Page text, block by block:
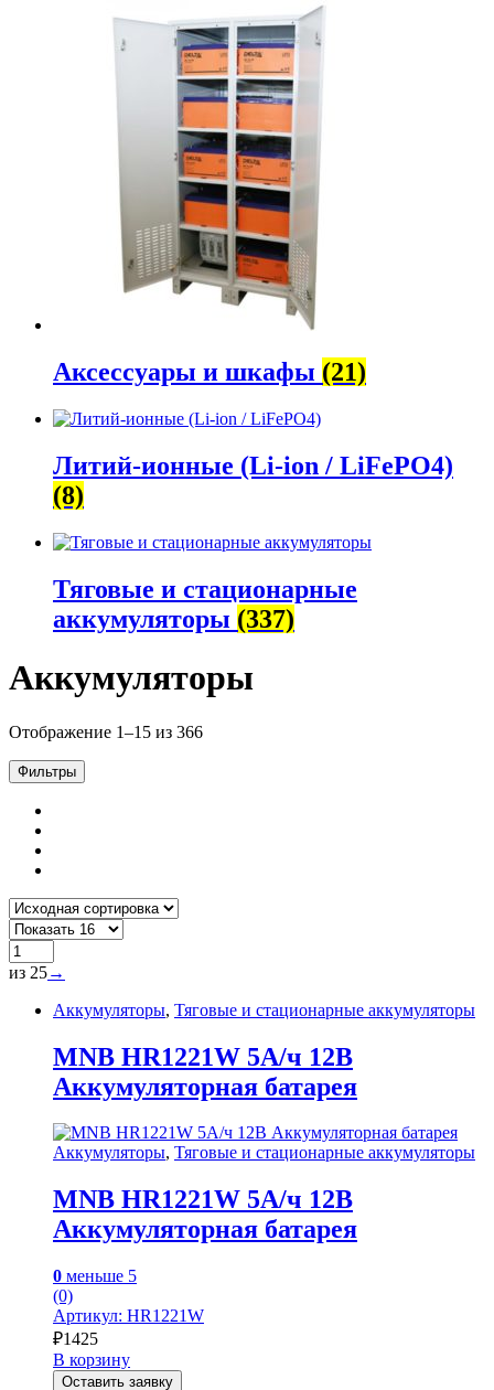
Аксессуары и шкафы (21)
Литий-ионные (Li-ion / LiFePO4)
(8)
Тяговые и стационарные
аккумуляторы (337)
Аккумуляторы
Отображение 1–15 из 366
Фильтры
из 25→
Аккумуляторы, Тяговые и стационарные аккумуляторы
MNB HR1221W 5А/ч 12В
Аккумуляторная батарея
Аккумуляторы, Тяговые и стационарные аккумуляторы
MNB HR1221W 5А/ч 12В
Аккумуляторная батарея
0 меньше 5
(0)
Артикул: HR1221W
₽1425
В корзину
Оставить заявку